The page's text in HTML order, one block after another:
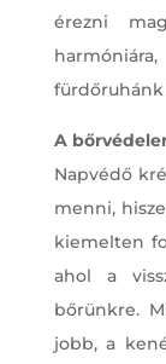
érezni
fürdőruhánk
A
Napvédő
menni,
kiemelten
ahol a
bőrünkre.
jobb, a